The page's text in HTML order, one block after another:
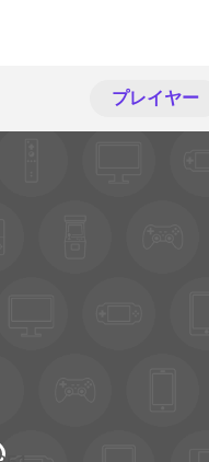
プレイヤー